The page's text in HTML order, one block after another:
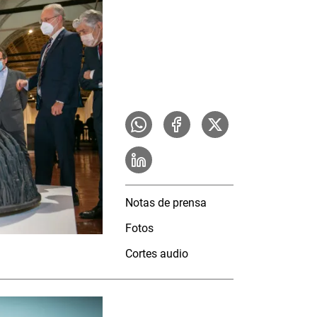
Notas de prensa
Fotos
Cortes audio